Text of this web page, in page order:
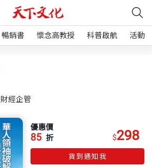
暢銷書 懷念高教授 科普啟航 活動
財經企管
優惠價
85 折 $298
貨到通知我